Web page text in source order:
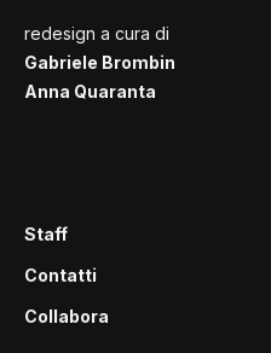
redesign a cura di
Gabriele Brombin
Anna Quaranta
Staff
Contatti
Collabora